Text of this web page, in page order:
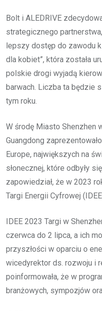
Bolt i ALEDRIVE
strategicznego
lepszy dostęp do zawodu
dla kobiet”, która została
polskie drogi wyjadą
barwach. Liczba ta będzie
tym roku.
W środę Miasto Shenzhen
Guangdong
Europe, największych na
słonecznej, które odbyły
zapowiedział, że w 2023
Targi Energii Cyfrowej
IDEE 2023 Targi w
czerwca do 2 lipca, a ich
przyszłości w oparciu o
wicedyrektor ds. rozwoju i
poinformowała, że w
branżowych, sympozjów